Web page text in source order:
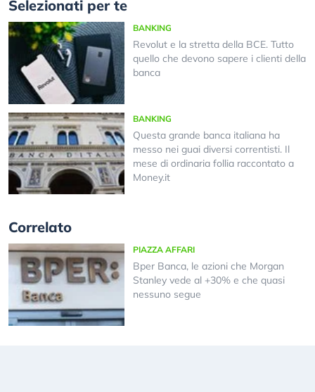
Selezionati per te
BANKING
Revolut e la stretta della BCE. Tutto
quello che devono sapere i clienti della
banca
BANKING
Questa grande banca italiana ha
messo nei guai diversi correntisti. Il
mese di ordinaria follia raccontato a
Money.it
Correlato
PIAZZA AFFARI
Bper Banca, le azioni che Morgan
Stanley vede al +30% e che quasi
nessuno segue